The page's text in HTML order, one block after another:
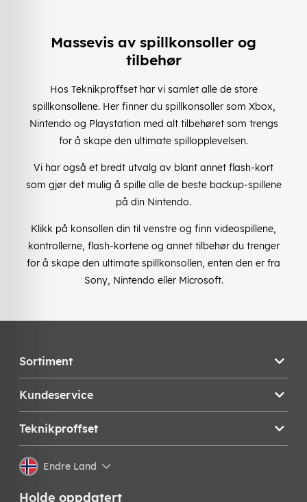
Massevis av spillkonsoller og
tilbehør
Hos Teknikproffset har vi samlet alle de store
spillkonsollene. Her finner du spillkonsoller som Xbox,
Nintendo og Playstation med alt tilbehøret som trengs
for å skape den ultimate spillopplevelsen.
Vi har også et bredt utvalg av blant annet flash-kort
som gjør det mulig å spille alle de beste backup-spillene
på din Nintendo.
Klikk på konsollen din til venstre og finn videospillene,
kontrollerne, flash-kortene og annet tilbehør du trenger
for å skape den ultimate spillkonsollen, enten den er fra
Sony, Nintendo eller Microsoft.
Sortiment
Kundeservice
Teknikproffset
Endre Land
Holde oppdatert